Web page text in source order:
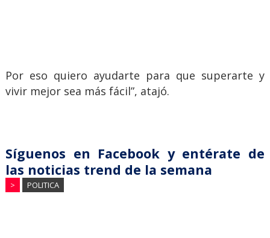
Por eso quiero ayudarte para que superarte y
vivir mejor sea más fácil”, atajó.
Síguenos en Facebook y entérate de
las noticias trend de la semana
> POLITICA